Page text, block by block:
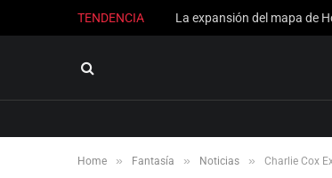
TENDENCIA
Home » Fantasía » Noticias » Charlie Cox